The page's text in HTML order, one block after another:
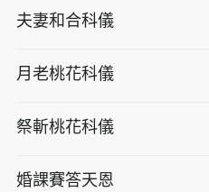
夫妻和合科儀
月老桃花科儀
祭斬桃花科儀
婚課賽答天恩